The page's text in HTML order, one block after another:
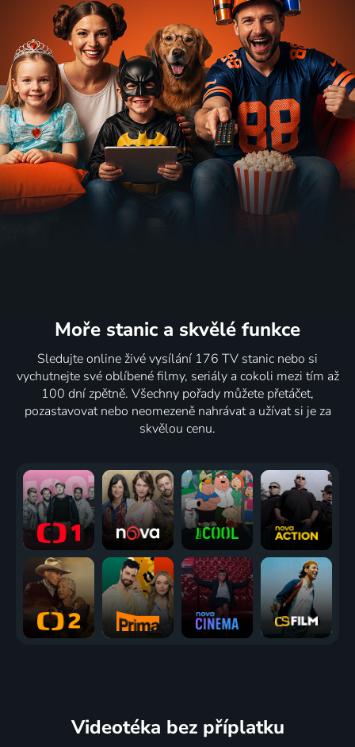
Moře stanic a skvělé funkce
Sledujte online živé vysílání 176 TV stanic nebo si
vychutnejte své oblíbené filmy, seriály a cokoli mezi tím až
100 dní zpětně. Všechny pořady můžete přetáčet,
pozastavovat nebo neomezeně nahrávat a užívat si je za
skvělou cenu.
Videotéka bez příplatku